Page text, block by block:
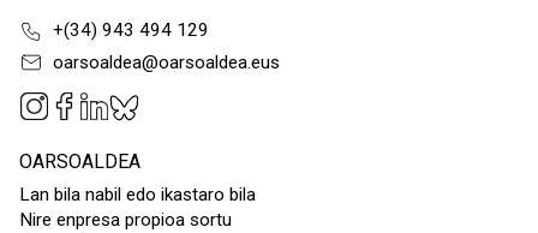
+(34) 943 494 129
oarsoaldea@oarsoaldea.eus
OARSOALDEA
Lan bila nabil edo ikastaro bila
Nire enpresa propioa sortu